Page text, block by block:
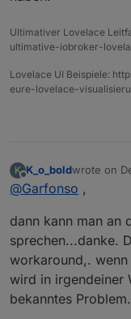
    }
"_id":
  }
Ultimativer Lovelace
ultimative-iobroker-
Lovelace UI Beispiele:
eure-lovelace-
K
Offline
K_o_boldwrote on
last edited
@Garfonso ,
dann kann man an
sprechen...danke.
workaround,.
wird in irgendeiner
bekanntes Problem.